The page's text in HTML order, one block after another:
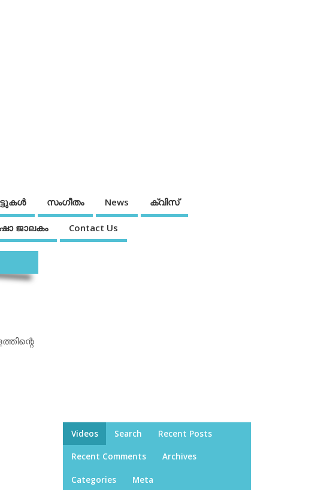
സംഗീതം News ക്വിസ്
ജാലകം Contact Us
Videos Search Recent Posts
Recent Comments Archives
Categories Meta